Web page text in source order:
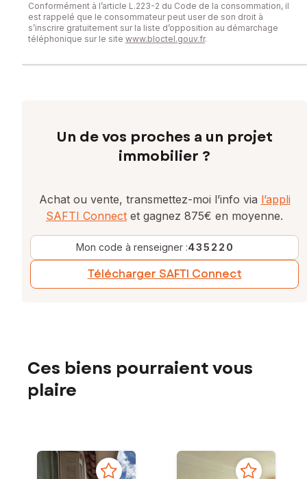
Conformément à l’article L.223-2 du Code de la consommation, il
est rappelé que le consommateur peut user de son droit à
s’inscrire gratuitement sur la liste d’opposition au démarchage
téléphonique sur le site www.bloctel.gouv.fr.
Un de vos proches a un projet
immobilier ?
Achat ou vente, transmettez-moi l’info via l’appli
SAFTI Connect et gagnez 875€ en moyenne.
Mon code à renseigner :435220
Télécharger SAFTI Connect
Ces biens pourraient vous
plaire